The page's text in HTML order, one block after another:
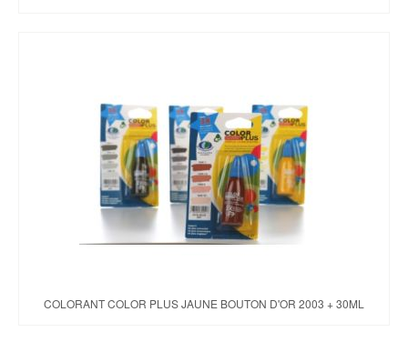
COLORANT COLOR PLUS JAUNE BOUTON D'OR 2003 + 30ML